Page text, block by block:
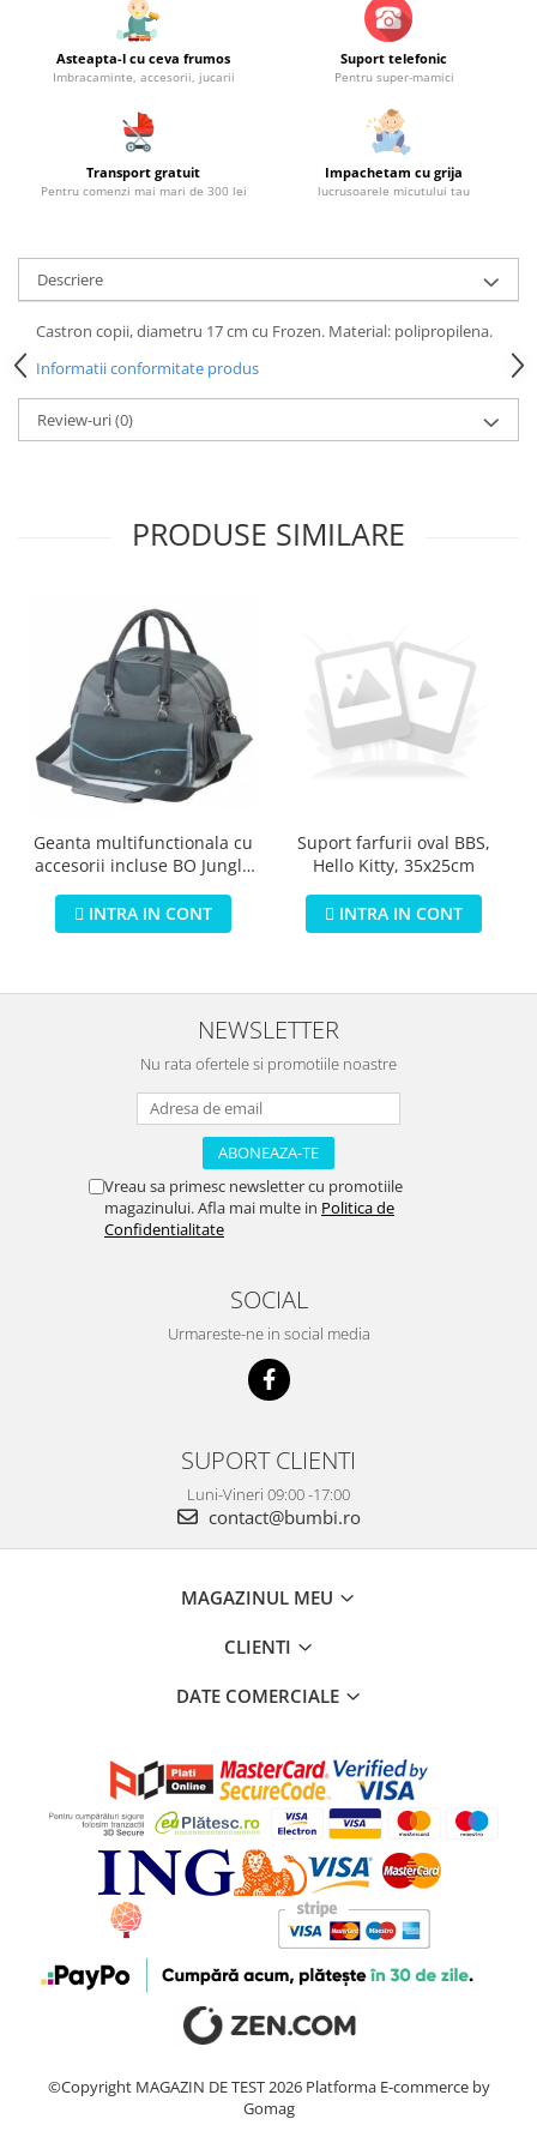
Asteapta-l cu ceva frumos
Imbracaminte, accesorii, jucarii
Suport telefonic
Pentru super-mamici
Transport gratuit
Pentru comenzi mai mari de 300 lei
Impachetam cu grija
lucrusoarele micutului tau
Descriere
Castron copii, diametru 17 cm cu Frozen. Material: polipropilena.
Informatii conformitate produs
Review-uri(0)
PRODUSE SIMILARE
Geanta multifunctionala cu
accesorii incluse BO Jungle
INTRA IN CONT
Suport farfurii oval BBS,
Hello Kitty, 35x25cm
INTRA IN CONT
NEWSLETTER
Nu rata ofertele si promotiile noastre
Vreau sa primesc newsletter cu promotiile
magazinului. Afla mai multe in Politica de
Confidentialitate
SOCIAL
Urmareste-ne in social media
SUPORT CLIENTI
Luni-Vineri 09:00 -17:00
contact@bumbi.ro
MAGAZINUL MEU
CLIENTI
DATE COMERCIALE
©Copyright MAGAZIN DE TEST 2026 Platforma E-commerce by
Gomag